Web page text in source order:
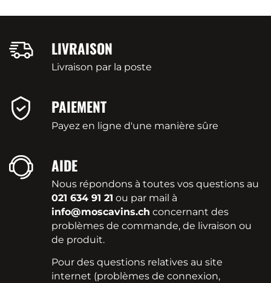
LIVRAISON
Livraison par la poste
PAIEMENT
Payez en ligne d'une manière sûre
AIDE
Nous répondons à toutes vos questions au
021 634 91 21 ou par mail à
info@moscavins.ch concernant des
problèmes de commande, de livraison ou
de produit.
Pour des questions relatives au site
internet (problèmes de connexion,